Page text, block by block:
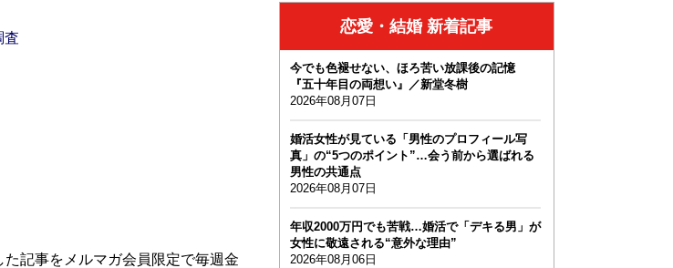
査
記事をメルマガ会員限定で毎週金
恋愛・結婚 新着記事
今でも色褪せない、ほろ苦い放課後の記憶
『五十年目の両想い』／新堂冬樹
2026年08月07日
婚活女性が見ている「男性のプロフィール写
真」の“5つのポイント”…会う前から選ばれる
男性の共通点
2026年08月07日
年収2000万円でも苦戦…婚活で「デキる男」が
女性に敬遠される“意外な理由”
2026年08月06日